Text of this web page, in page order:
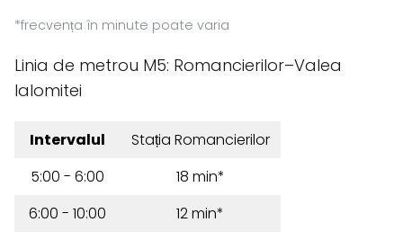
*frecvența în minute poate varia
Linia de metrou M5: Romancierilor–Valea
Ialomitei
Intervalul
Stația Romancierilor
5:00 - 6:00
18 min*
6:00 - 10:00
12 min*